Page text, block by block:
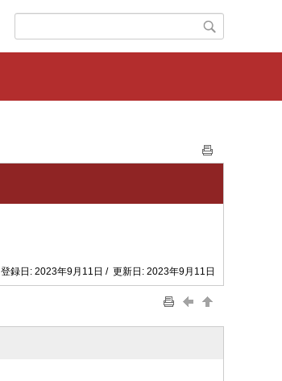
登録日: 2023年9月11日 / 更新日: 2023年9月11日